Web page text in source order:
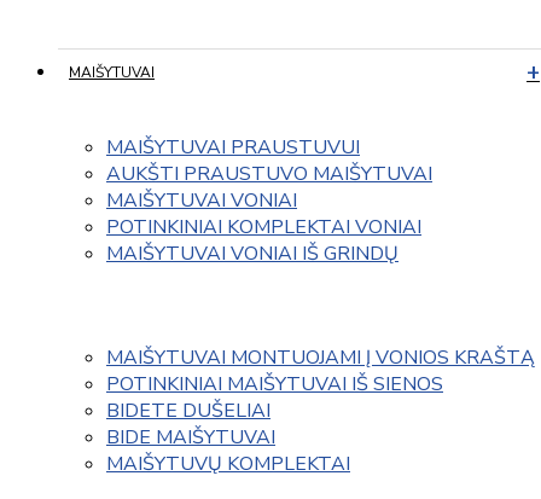
MAIŠYTUVAI
MAIŠYTUVAI PRAUSTUVUI
AUKŠTI PRAUSTUVO MAIŠYTUVAI
MAIŠYTUVAI VONIAI
POTINKINIAI KOMPLEKTAI VONIAI
MAIŠYTUVAI VONIAI IŠ GRINDŲ
MAIŠYTUVAI MONTUOJAMI Į VONIOS KRAŠTĄ
POTINKINIAI MAIŠYTUVAI IŠ SIENOS
BIDETE DUŠELIAI
BIDE MAIŠYTUVAI
MAIŠYTUVŲ KOMPLEKTAI